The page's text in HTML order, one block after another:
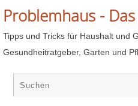
Problemhaus -
Tipps und Tricks für Haushalt und
Gesundheitratgeber, Garten und